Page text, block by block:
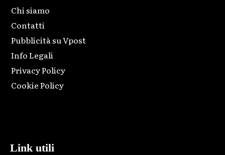
Chi siamo
Contatti
Pubblicità su Vpost
Info Legali
Privacy Policy
Cookie Policy
Link utili